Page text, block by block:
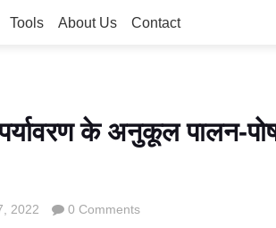
Tools About Us Contact
के अनुकूल पालन-
2022 0 Comments